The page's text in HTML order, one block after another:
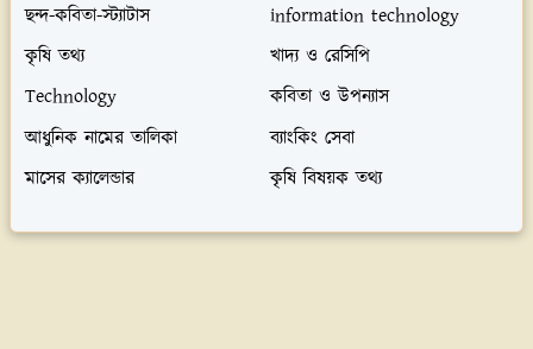
ছন্দ-কবিতা-স্ট্যাটাস
information technology
কৃষি তথ্য
খাদ্য ও রেসিপি
Technology
কবিতা ও উপন্যাস
আধুনিক নামের তালিকা
ব্যাংকিং সেবা
মাসের ক্যালেন্ডার
কৃষি বিষয়ক তথ্য